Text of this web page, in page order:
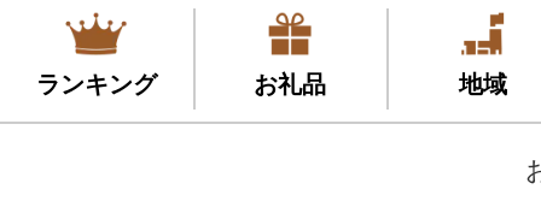
ランキング お礼品 地域